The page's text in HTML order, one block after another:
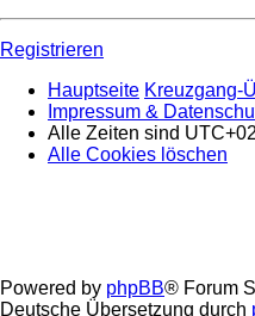
Registrieren
Hauptseite Kreuzgang-
Impressum &
Alle Zeiten sind
Alle Cookies löschen
Powered by phpBB® Forum
Deutsche Übersetzung durch